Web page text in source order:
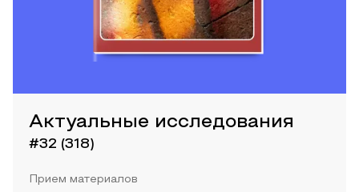
Актуальные исследования
#32 (318)
Прием материалов